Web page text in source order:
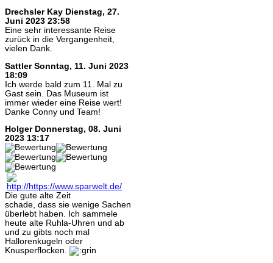
Drechsler Kay Dienstag, 27.
Juni 2023 23:58
Eine sehr interessante Reise
zurück in die Vergangenheit,
vielen Dank.
Sattler Sonntag, 11. Juni 2023
18:09
Ich werde bald zum 11. Mal zu
Gast sein. Das Museum ist
immer wieder eine Reise wert!
Danke Conny und Team!
Holger Donnerstag, 08. Juni
2023 13:17
Die gute alte Zeit
schade, dass sie wenige Sachen
überlebt haben. Ich sammele
heute alte Ruhla-Uhren und ab
und zu gibts noch mal
Hallorenkugeln oder
Knusperflocken.